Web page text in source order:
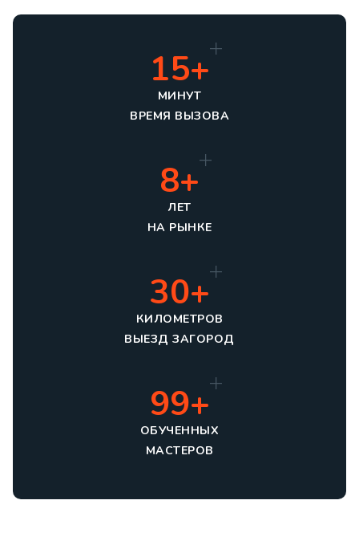
15+
МИНУТ
ВРЕМЯ ВЫЗОВА
8+
ЛЕТ
НА РЫНКЕ
30+
КИЛОМЕТРОВ
ВЫЕЗД ЗАГОРОД
99+
ОБУЧЕННЫХ
МАСТЕРОВ